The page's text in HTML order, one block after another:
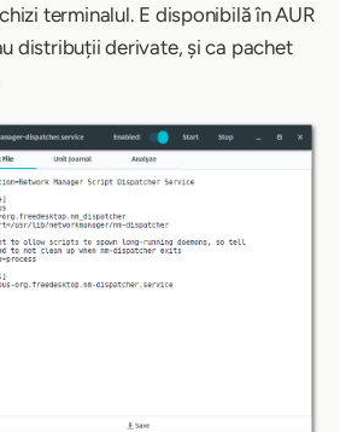
terminalul. E disponibilă în AUR
distribuții derivate, și ca pachet